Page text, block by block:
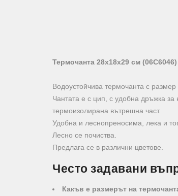
Термочанта 28х18х29 см (06C6046)
Водоустойчива термочанта с
Чантата е с цип, с удобна дръжка
термоизолирана вътрешна част.
Удобна и леснопреносима, лека и
Лесно се почиства.
Предлага се в различни цветове.
Често задавани
Какъв е размерът на